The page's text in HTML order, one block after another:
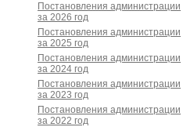
Постановления администрации
за 2026 год
Постановления администрации
за 2025 год
Постановления администрации
за 2024 год
Постановления администрации
за 2023 год
Постановления администрации
за 2022 год